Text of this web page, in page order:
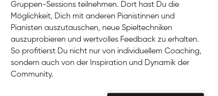
Gruppen-Sessions teilnehmen. Dort hast Du die
Möglichkeit, Dich mit anderen Pianistinnen und
Pianisten auszutauschen, neue Spieltechniken
auszuprobieren und wertvolles Feedback zu erhalten.
So profitierst Du nicht nur von individuellem Coaching,
sondern auch von der Inspiration und Dynamik der
Community.